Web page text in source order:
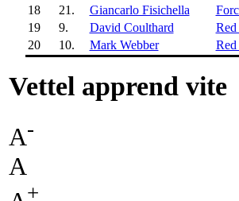
18
21. Giancarlo Fisichella
19
9. David Coulthard
20
10. Mark Webber
Vettel apprend vite
A-
A
+